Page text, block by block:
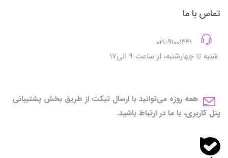
تماس با ما
شنبه تا چهارشنبه، از ساعت 9 الی17
همه روزه می‌توانید با ارسال تیکت از طریق بخش پشتیبانی
پنل کاربری، با ما در ارتباط باشید.